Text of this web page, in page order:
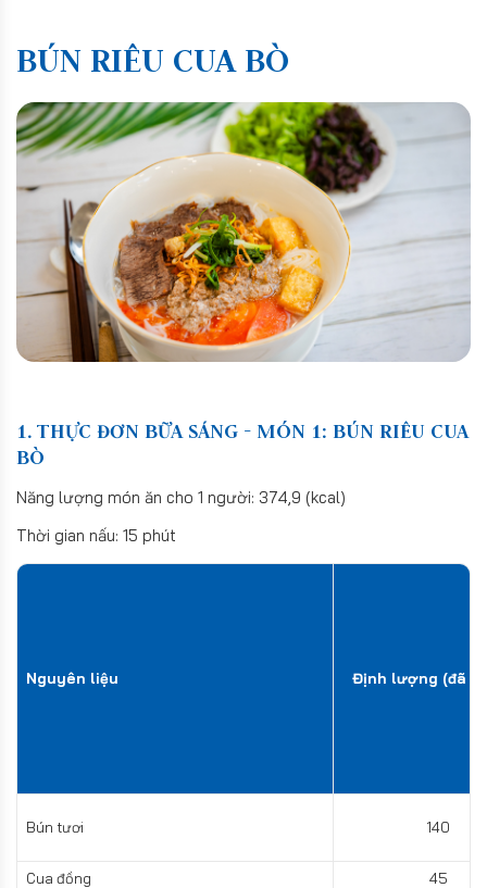
BÚN RIÊU CUA BÒ
1. THỰC ĐƠN BỮA SÁNG - MÓN 1: BÚN RIÊU CUA
BÒ
Năng lượng món ăn cho 1 người: 374,9 (kcal)
Thời gian nấu: 15 phút
Nguyên liệu Định lượng (đã
Bún tươi 140
Cua đồng 45